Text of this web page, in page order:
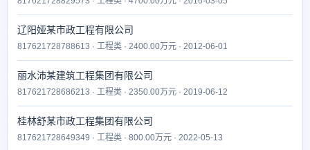
辽阳娅某市政工程有限公司
817621728788613 · 工程类 · 2400.00万元 · 2012-06-01
丽水沛某建筑工程集团有限公司
817621728686213 · 工程类 · 2350.00万元 · 2019-06-12
桂林舒某市政工程集团有限公司
817621728649349 · 工程类 · 800.00万元 · 2022-05-13